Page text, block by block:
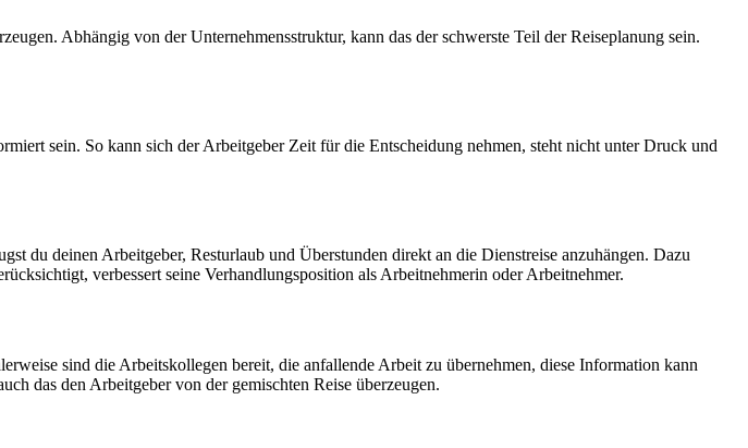
Abhängig von der Unternehmensstruktur, kann das der schwerste Teil der Reiseplanung sein.
sein. So kann sich der Arbeitgeber Zeit für die Entscheidung nehmen, steht nicht unter Druck und
du deinen Arbeitgeber, Resturlaub und Überstunden direkt an die Dienstreise anzuhängen. Dazu
verbessert seine Verhandlungsposition als Arbeitnehmerin oder Arbeitnehmer.
sind die Arbeitskollegen bereit, die anfallende Arbeit zu übernehmen, diese Information kann
das den Arbeitgeber von der gemischten Reise überzeugen.